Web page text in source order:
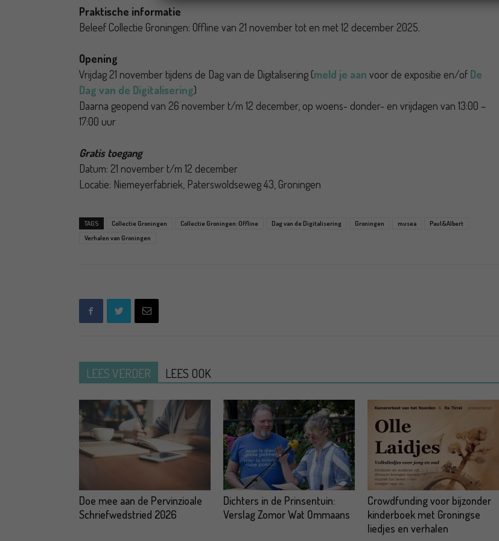
Praktische informatie
Beleef Collectie Groningen: Offline van 21 november tot en met 12 december 2025.
Opening
Vrijdag 21 november tijdens de Dag van de Digitalisering (meld je aan voor de expositie en/of De
Dag van de Digitalisering)
Daarna geopend van 26 november t/m 12 december, op woens- donder- en vrijdagen van 13:00 –
17:00 uur
Gratis toegang
Datum: 21 november t/m 12 december
Locatie: Niemeyerfabriek, Paterswoldseweg 43, Groningen
TAGS Collectie Groningen Collectie Groningen: Offline Dag van de Digitalisering Groningen musea
Paul&Albert
Verhalen van Groningen
LEES VERDER LEES OOK
Doe mee aan de Pervinzioale
Schriefwedstried 2026
Dichters in de Prinsentuin:
Verslag Zomor Wat Ommaans
Crowdfunding voor bijzonder
kinderboek met Groningse
liedjes en verhalen